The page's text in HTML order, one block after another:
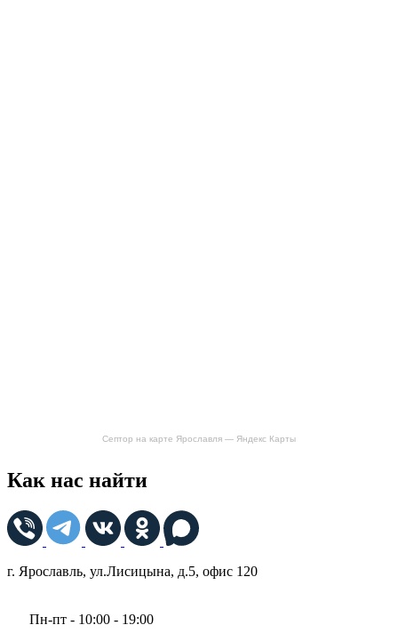
Септор на карте Ярославля — Яндекс Карты
Как нас найти
г. Ярославль, ул.Лисицына, д.5, офис 120
Пн-пт - 10:00 - 19:00